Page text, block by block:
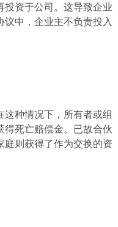
投资于公司。这导致企业
中，企业主不负责投入
种情况下，所有者或组
死亡赔偿金。已故合伙
庭则获得了作为交换的资